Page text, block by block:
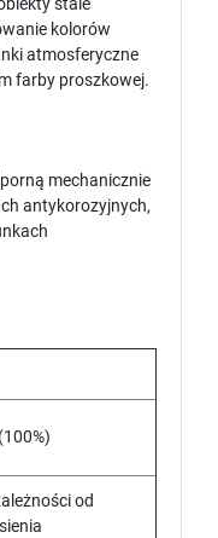
kolorów
atmosferyczne
farby proszkowej.
mechanicznie
antykorozyjnych,
od